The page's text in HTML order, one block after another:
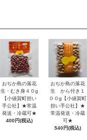
おぢか島の落花
生・むき身４０g
【小値賀町担い
手公社】★常温
発送・冷蔵可★
400円(税込)
おぢか島の落花
生 から付き１
００g【小値賀町
担い手公社】★
常温発送・冷蔵
可★
540円(税込)